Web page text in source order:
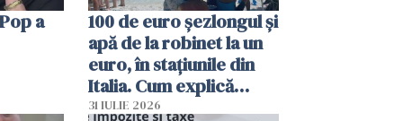
a
100 de euro șezlongul și
apă de la robinet la un
euro, în stațiunile din
Italia. Cum explică
autoritățile
31 IULIE 2026